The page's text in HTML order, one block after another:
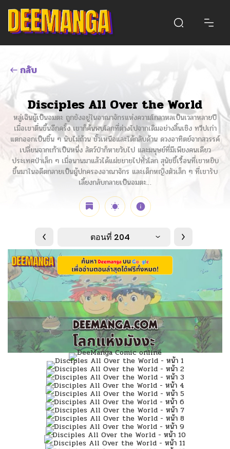
กลับ
Disciples All Over the World
หลู่เฉินผู้เป็นอมตะ ถูกขังอยู่ในอาณาจักรแห่งความโกลาหลเป็นเวลาหลายปี
เมื่อเขาตื่นขึ้นอีกครั้ง เขาก็ค้นพบโลกที่ต่างไปจากเดิมอย่างสิ้นเชิง ทวีปเก่า
แตกออกเป็นชิ้น ๆ นับไม่ถ้วน ขั้วเหนือและใต้กลับด้าน ดวงอาทิตย์จากสวรรค์
เปลี่ยนจากเก้าเป็นหนึ่ง สัตว์ป่าก็หายวับไป และมนุษย์ที่มีเพียงคนเดียว
ประเทศป่าเล็ก ๆ เมื่อนานมาแล้วได้แผ่ขยายไปทั่วโลก สุนัขขี้เรื้อนที่เขาหยิบ
ขึ้นมาในอดีตกลายเป็นผู้ปกครองอาณาจักร และเด็กหญิงตัวเล็ก ๆ ที่เขารับ
เลี้ยงกลับกลายเป็นอมตะ…
ตอนที่ 204